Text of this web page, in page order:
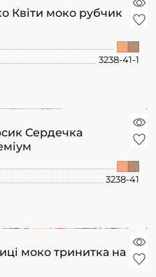
Квіти моко рубчик
3238-41-1
Сердечка
3238-41
моко тринитка на